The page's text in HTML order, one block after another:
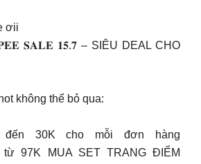
ơii
𝐒𝐀𝐋𝐄 𝟏𝟓.𝟕 – SIÊU DEAL CHO
không thể bỏ qua:
đến 30K cho mỗi đơn hàng
từ 97K MUA SET TRANG ĐIỂM